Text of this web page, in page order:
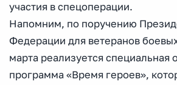
участия в спецоперации.
Напомним, по поручению
Федерации для ветеранов
марта реализуется специальная
программа «Время героев»,